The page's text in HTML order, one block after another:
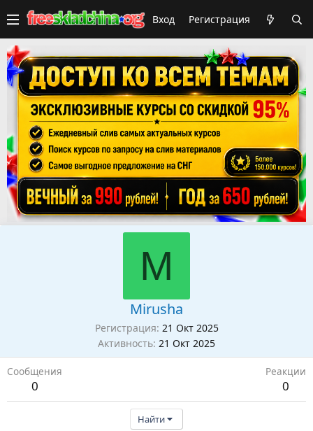
Вход Регистрация
M
Mirusha
Регистрация 21 Окт 2025
Активность 21 Окт 2025
Сообщения
0
Реакции
0
Найти